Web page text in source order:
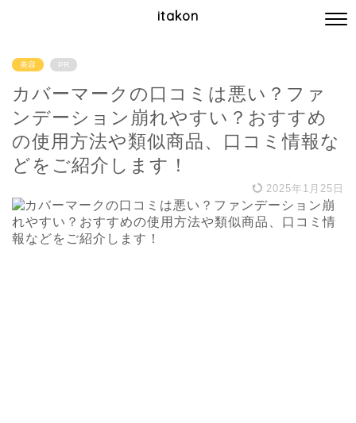
itakon
美容 PR
カバーマークの口コミは悪い？ファ
ンデーション崩れやすい？おすすめ
の使用方法や類似商品、口コミ情報な
どをご紹介します！
2025年1月25日